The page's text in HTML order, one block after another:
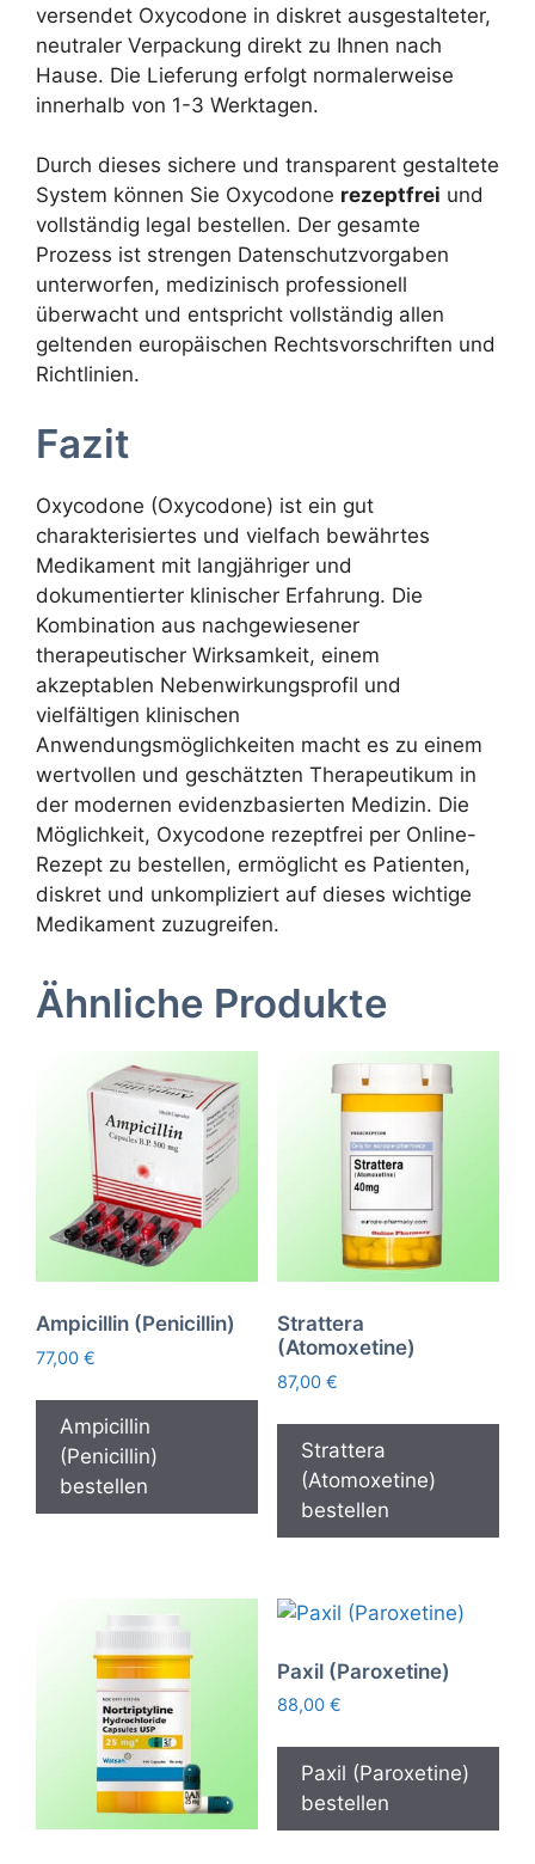
versendet Oxycodone in diskret ausgestalteter,
neutraler Verpackung direkt zu Ihnen nach
Hause. Die Lieferung erfolgt normalerweise
innerhalb von 1-3 Werktagen.
Durch dieses sichere und transparent gestaltete
System können Sie Oxycodone rezeptfrei und
vollständig legal bestellen. Der gesamte
Prozess ist strengen Datenschutzvorgaben
unterworfen, medizinisch professionell
überwacht und entspricht vollständig allen
geltenden europäischen Rechtsvorschriften und
Richtlinien.
Fazit
Oxycodone (Oxycodone) ist ein gut
charakterisiertes und vielfach bewährtes
Medikament mit langjähriger und
dokumentierter klinischer Erfahrung. Die
Kombination aus nachgewiesener
therapeutischer Wirksamkeit, einem
akzeptablen Nebenwirkungsprofil und
vielfältigen klinischen
Anwendungsmöglichkeiten macht es zu einem
wertvollen und geschätzten Therapeutikum in
der modernen evidenzbasierten Medizin. Die
Möglichkeit, Oxycodone rezeptfrei per Online-
Rezept zu bestellen, ermöglicht es Patienten,
diskret und unkompliziert auf dieses wichtige
Medikament zuzugreifen.
Ähnliche Produkte
Ampicillin (Penicillin)
77,00 €
Ampicillin
(Penicillin)
bestellen
Strattera
(Atomoxetine)
87,00 €
Strattera
(Atomoxetine)
bestellen
Paxil (Paroxetine)
88,00 €
Paxil (Paroxetine)
bestellen